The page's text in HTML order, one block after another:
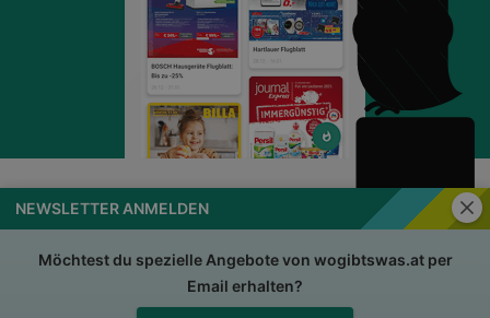
NEWSLETTER ANMELDEN
Möchtest du spezielle Angebote von wogibtswas.at per
Email erhalten?
wogibtswas.at Impressum
Nutzungsbedingungen AGB
Datenschutzerklärung